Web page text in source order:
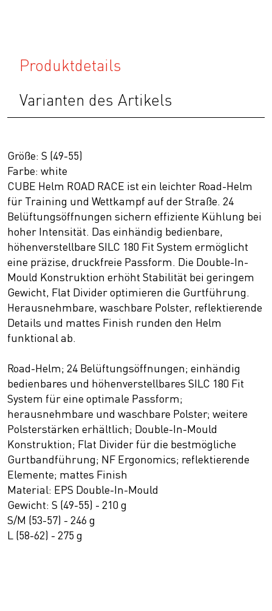
Produktdetails
Varianten des Artikels
Größe: S (49-55)
Farbe: white
CUBE Helm ROAD RACE ist ein leichter Road-Helm
für Training und Wettkampf auf der Straße. 24
Belüftungsöffnungen sichern effiziente Kühlung bei
hoher Intensität. Das einhändig bedienbare,
höhenverstellbare SILC 180 Fit System ermöglicht
eine präzise, druckfreie Passform. Die Double-In-
Mould Konstruktion erhöht Stabilität bei geringem
Gewicht, Flat Divider optimieren die Gurtführung.
Herausnehmbare, waschbare Polster, reflektierende
Details und mattes Finish runden den Helm
funktional ab.
Road-Helm; 24 Belüftungsöffnungen; einhändig
bedienbares und höhenverstellbares SILC 180 Fit
System für eine optimale Passform;
herausnehmbare und waschbare Polster; weitere
Polsterstärken erhältlich; Double-In-Mould
Konstruktion; Flat Divider für die bestmögliche
Gurtbandführung; NF Ergonomics; reflektierende
Elemente; mattes Finish
Material: EPS Double-In-Mould
Gewicht: S (49-55) - 210 g
S/M (53-57) - 246 g
L (58-62) - 275 g